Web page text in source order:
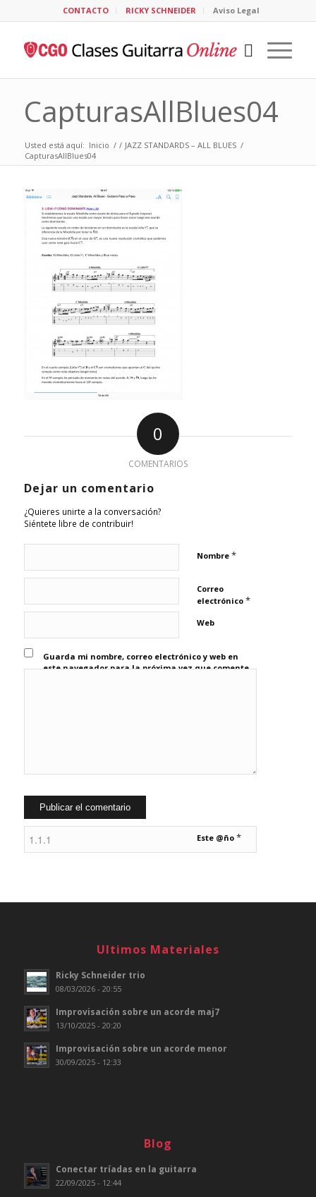
CONTACTO RICKY SCHNEIDER Aviso Legal
CapturasAllBlues04
Usted está aquí: Inicio / / JAZZ STANDARDS – ALL BLUES /
CapturasAllBlues04
0
COMENTARIOS
Dejar un comentario
¿Quieres unirte a la conversación?
Siéntete libre de contribuir!
Nombre *
Correo
electrónico *
Web
Guarda mi nombre, correo electrónico y web en
este navegador para la próxima vez que comente.
Este @ño *
Ultimos Materiales
Ricky Schneider trio
08/03/2026 - 20:55
Improvisación sobre un acorde maj7
13/10/2025 - 20:20
Improvisación sobre un acorde menor
30/09/2025 - 12:33
Blog
Conectar tríadas en la guitarra
22/09/2025 - 12:44